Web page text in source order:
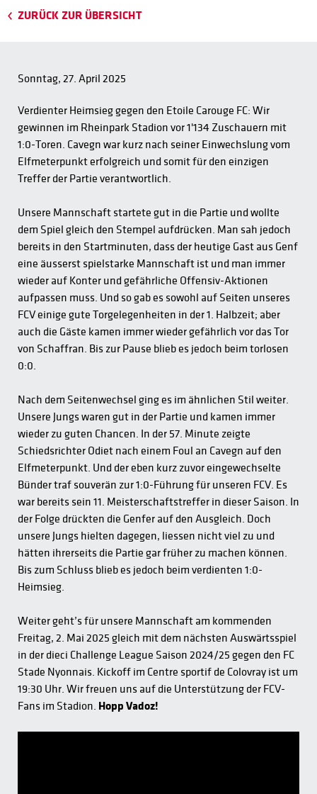
ZURÜCK ZUR ÜBERSICHT
Sonntag, 27. April 2025
Verdienter Heimsieg gegen den Etoile Carouge FC: Wir
gewinnen im Rheinpark Stadion vor 1'134 Zuschauern mit
1:0-Toren. Cavegn war kurz nach seiner Einwechslung vom
Elfmeterpunkt erfolgreich und somit für den einzigen
Treffer der Partie verantwortlich.
Unsere Mannschaft startete gut in die Partie und wollte
dem Spiel gleich den Stempel aufdrücken. Man sah jedoch
bereits in den Startminuten, dass der heutige Gast aus Genf
eine äusserst spielstarke Mannschaft ist und man immer
wieder auf Konter und gefährliche Offensiv-Aktionen
aufpassen muss. Und so gab es sowohl auf Seiten unseres
FCV einige gute Torgelegenheiten in der 1. Halbzeit; aber
auch die Gäste kamen immer wieder gefährlich vor das Tor
von Schaffran. Bis zur Pause blieb es jedoch beim torlosen
0:0.
Nach dem Seitenwechsel ging es im ähnlichen Stil weiter.
Unsere Jungs waren gut in der Partie und kamen immer
wieder zu guten Chancen. In der 57. Minute zeigte
Schiedsrichter Odiet nach einem Foul an Cavegn auf den
Elfmeterpunkt. Und der eben kurz zuvor eingewechselte
Bünder traf souverän zur 1:0-Führung für unseren FCV. Es
war bereits sein 11. Meisterschaftstreffer in dieser Saison. In
der Folge drückten die Genfer auf den Ausgleich. Doch
unsere Jungs hielten dagegen, liessen nicht viel zu und
hätten ihrerseits die Partie gar früher zu machen können.
Bis zum Schluss blieb es jedoch beim verdienten 1:0-
Heimsieg.
Weiter geht’s für unsere Mannschaft am kommenden
Freitag, 2. Mai 2025 gleich mit dem nächsten Auswärtsspiel
in der dieci Challenge League Saison 2024/25 gegen den FC
Stade Nyonnais. Kickoff im Centre sportif de Colovray ist um
19:30 Uhr. Wir freuen uns auf die Unterstützung der FCV-
Fans im Stadion. Hopp Vadoz!